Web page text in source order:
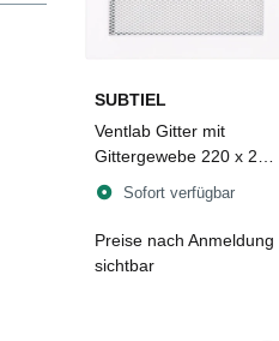
SUBTIEL
Ventlab Gitter mit
Gittergewebe 220 x 220
mm, weiß
Sofort verfügbar
Preise nach Anmeldung
sichtbar